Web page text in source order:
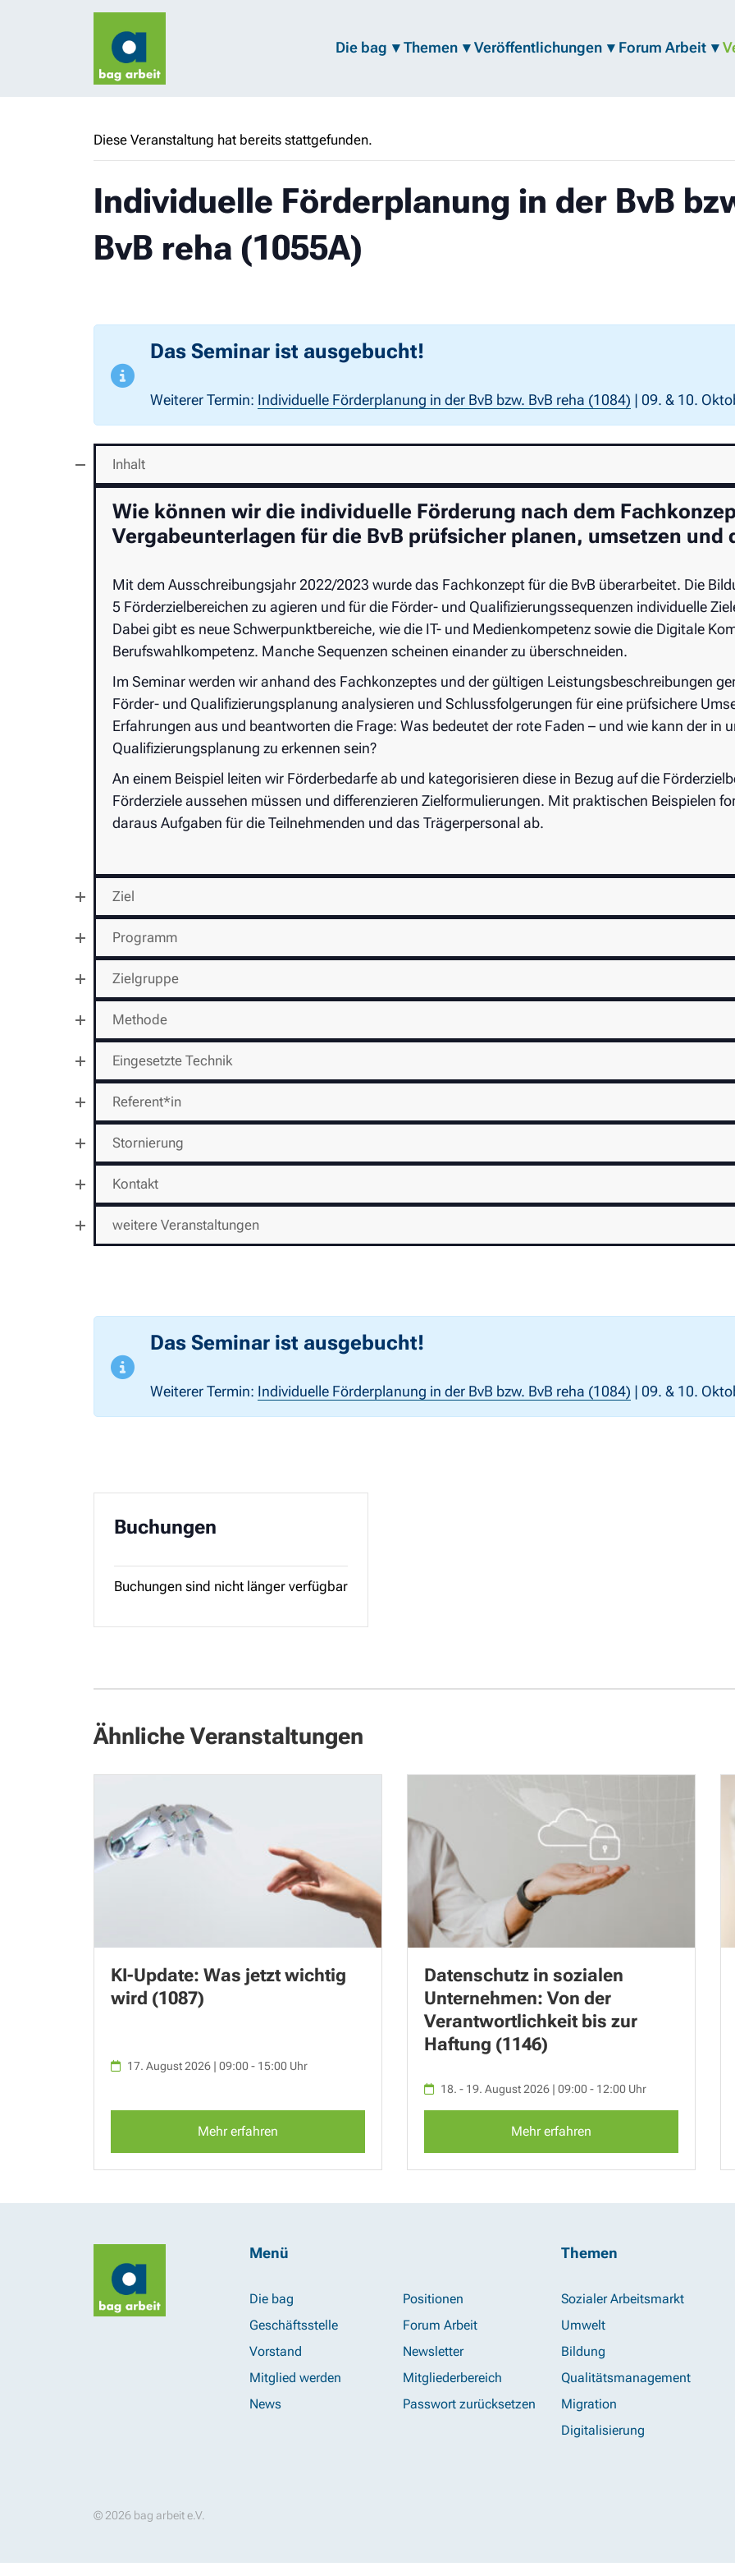
Die bag Themen Veröffentlichungen Forum Arbeit
Diese Veranstaltung hat bereits stattgefunden.
Individuelle Förderplanung in der BvB
BvB reha (1055A)
Das Seminar ist ausgebucht!
Weiterer Termin: Individuelle Förderplanung in der BvB bzw. BvB reha (1084) | 09. & 10.
Inhalt
Wie können wir die individuelle Förderung nach dem
Vergabeunterlagen für die BvB prüfsicher planen, umsetzen und
Mit dem Ausschreibungsjahr 2022/2023 wurde das Fachkonzept für die BvB überarbeitet. Die
5 Förderzielbereichen zu agieren und für die Förder- und Qualifizierungssequenzen individuelle
Dabei gibt es neue Schwerpunktbereiche, wie die IT- und Medienkompetenz sowie die Digitale
Berufswahlkompetenz. Manche Sequenzen scheinen einander zu überschneiden.
Im Seminar werden wir anhand des Fachkonzeptes und der gültigen Leistungsbeschreibungen
Förder- und Qualifizierungsplanung analysieren und Schlussfolgerungen für eine prüfsichere
Erfahrungen aus und beantworten die Frage: Was bedeutet der rote Faden – und wie kann der in
Qualifizierungsplanung zu erkennen sein?
An einem Beispiel leiten wir Förderbedarfe ab und kategorisieren diese in Bezug auf die
Förderziele aussehen müssen und differenzieren Zielformulierungen. Mit praktischen Beispielen
daraus Aufgaben für die Teilnehmenden und das Trägerpersonal ab.
Ziel
Programm
Zielgruppe
Methode
Eingesetzte Technik
Referent*in
Stornierung
Kontakt
weitere Veranstaltungen
Das Seminar ist ausgebucht!
Weiterer Termin: Individuelle Förderplanung in der BvB bzw. BvB reha (1084) | 09. & 10.
Buchungen
Buchungen sind nicht länger verfügbar
Ähnliche Veranstaltungen
KI-Update: Was jetzt wichtig
wird (1087)
17. August 2026 | 09:00 - 15:00 Uhr
Mehr erfahren
Datenschutz in sozialen
Unternehmen: Von der
Verantwortlichkeit bis zur
Haftung (1146)
18. - 19. August 2026 | 09:00 - 12:00 Uhr
Mehr erfahren
Menü
Die bag
Geschäftsstelle
Vorstand
Mitglied werden
News
Positionen
Forum Arbeit
Newsletter
Mitgliederbereich
Passwort zurücksetzen
Themen
Sozialer Arbeitsmarkt
Umwelt
Bildung
Qualitätsmanagement
Migration
Digitalisierung
© 2026 bag arbeit e.V.